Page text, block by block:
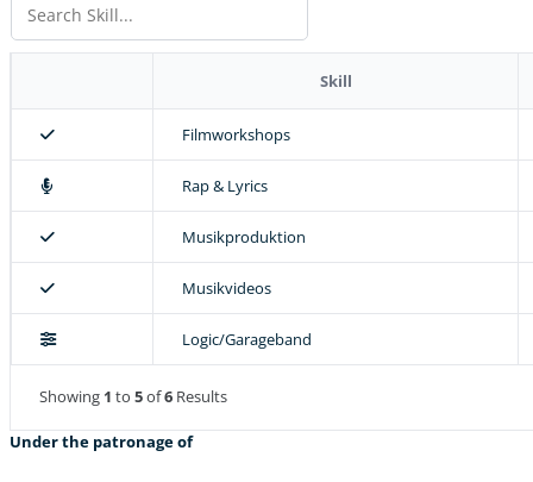
Skill
Filmworkshops
Rap & Lyrics
Musikproduktion
Musikvideos
Logic/Garageband
Showing 1 to 5of6 Results
Under the patronage of